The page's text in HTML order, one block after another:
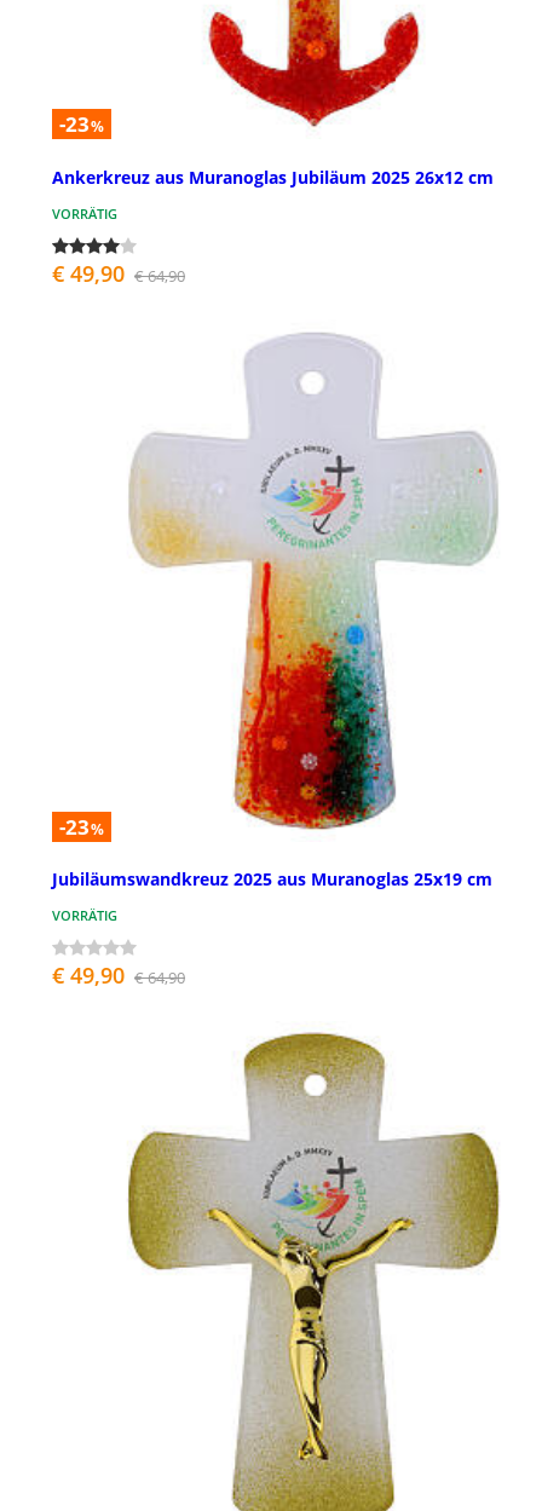
-23%
Ankerkreuz aus Muranoglas Jubiläum 2025 26x12 cm
VORRÄTIG
€ 49,90 € 64,90
-23%
Jubiläumswandkreuz 2025 aus Muranoglas 25x19 cm
VORRÄTIG
€ 49,90 € 64,90